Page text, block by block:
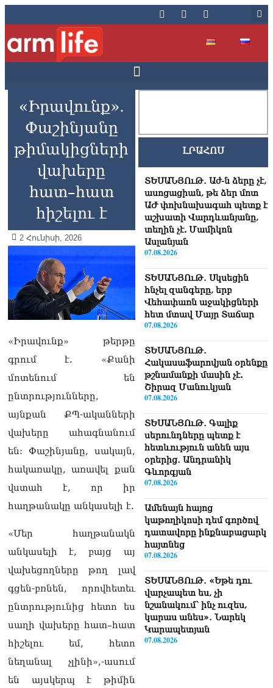
«Իրավունք».
Փաշինյանը
թիմակիցների
վախերը
հատ–հատ
հիշելու է
2 Հունիսի, 2026
«Իրավունք» թերթը
գրում է. «Քանի
մոտենում են
ընտրությունները,
այնքան ՔՊ-ականների
վախերը ահագնանում
են: Փաշինյանը, սակայն,
հակառակը, առավել քան
վստահ է, որ իր
հաղթանակը անկասելի է.
«Մեր հաղթանակն
անկասելի է, բայց այ
վախեցողները թող լավ
գցեն-բռնեն, որովհետեւ
ընտրությունից հետո ես
սաղի վախերը հատ–հատ
հիշելու եմ, հետո
նեղանալ չլինի»,-ասում
են այսկերպ է թիմին
ԼՐԱՀՈՍ
ՏԵՍԱՆՅՈւԹ․ Աժ-ն ձերը չէ,
ասոցացիան, թե ձեր մոտ
ԱԺ փոխնախագահ պետք է
աշխատի Վարդևանյանը,
տեղին չէ. Մամիկոն
Ասլանյան
07.08.2026
ՏԵՍԱՆՅՈւԹ․ Սկսեցին
հնչել զանգերը, երբ
Վեհափառն աջակիցների
հետ մտավ Մայր Տաճար
07.08.2026
ՏԵՍԱՆՅՈւԹ․
Հակասաֆարովյան օրենքը
թշնամանքի մասին չէ.
Շիրազ Մանուկյան
07.08.2026
ՏԵՍԱՆՅՈւԹ․ Գալիք
սերունդները պետք է
հետևություն անեն այս
օրերից․ Անդրանիկ
Գևորգյան
07.08.2026
Ամենայն հայոց
կաթողիկոսի դեմ գործով
դատավորը ինքնաբացարկ
հայտնեց
07.08.2026
ՏԵՍԱՆՅՈւԹ․ «Եթե դու
վարչապետ ես, չի
նշանակում՝ ինչ ուզես,
կարաս անես»․ Նարեկ
Կարապետյան
07.08.2026